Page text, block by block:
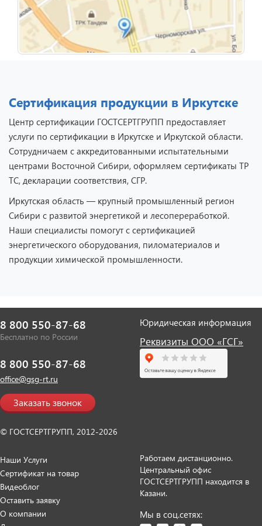
Сертификация продукции в Иркутске
Центр сертификации ГОСТСЕРТГРУПП предоставляет
услуги по сертификации в Иркутске и Иркутской области.
Сотрудничаем с аккредитованными испытательными
центрами Восточной Сибири, оформляем сертификаты ТР
ТС, декларации соответствия, СГР.
Иркутская область — крупный промышленный регион
Сибири с развитой энергетикой и лесопереработкой.
Наши специалисты помогут с сертификацией
энергетического оборудования, пиломатериалов и
продукции химической промышленности.
8 800 550-87-68
Бесплатно по России
8 800 550-87-68
office@gsg-rt.ru
Заказать звонок
© ГОСТСЕРТГРУПП, 2012-2026
Юридическая информация
Реквизиты ООО «ГСГ»
Наши Услуги
Сертификат на товар
Видеоблог
Оставить заявку
О компании
Работаем дистанционно.
Центральный офис
ГОСТСЕРТГРУПП находится в
Казани.
Мы в соц.сетях: